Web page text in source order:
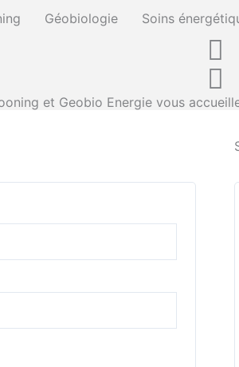
Géobiologie Soins
et Geobio Energie vous